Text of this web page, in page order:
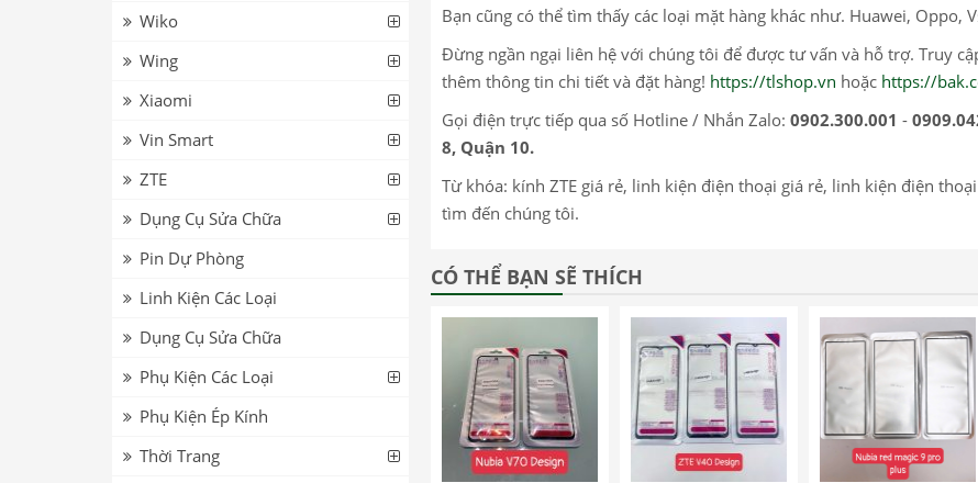
Bạn cũng có thể tìm thấy các loại mặt hàng khác như. Huawei, Oppo,
Đừng ngần ngại liên hệ với chúng tôi để được tư vấn và hỗ trợ. Truy
thêm thông tin chi tiết và đặt hàng! https://tlshop.vn hoặc https://
Gọi điện trực tiếp qua số Hotline / Nhắn Zalo: 0902.300.001 -
8, Quận 10.
Từ khóa: kính ZTE giá rẻ, linh kiện điện thoại giá rẻ, linh kiện điện
tìm đến chúng tôi.
CÓ THỂ BẠN SẼ THÍCH
Wiko
Wing
Xiaomi
Vin Smart
ZTE
Dụng Cụ Sửa Chữa
Pin Dự Phòng
Linh Kiện Các Loại
Dụng Cụ Sửa Chữa
Phụ Kiện Các Loại
Phụ Kiện Ép Kính
Thời Trang